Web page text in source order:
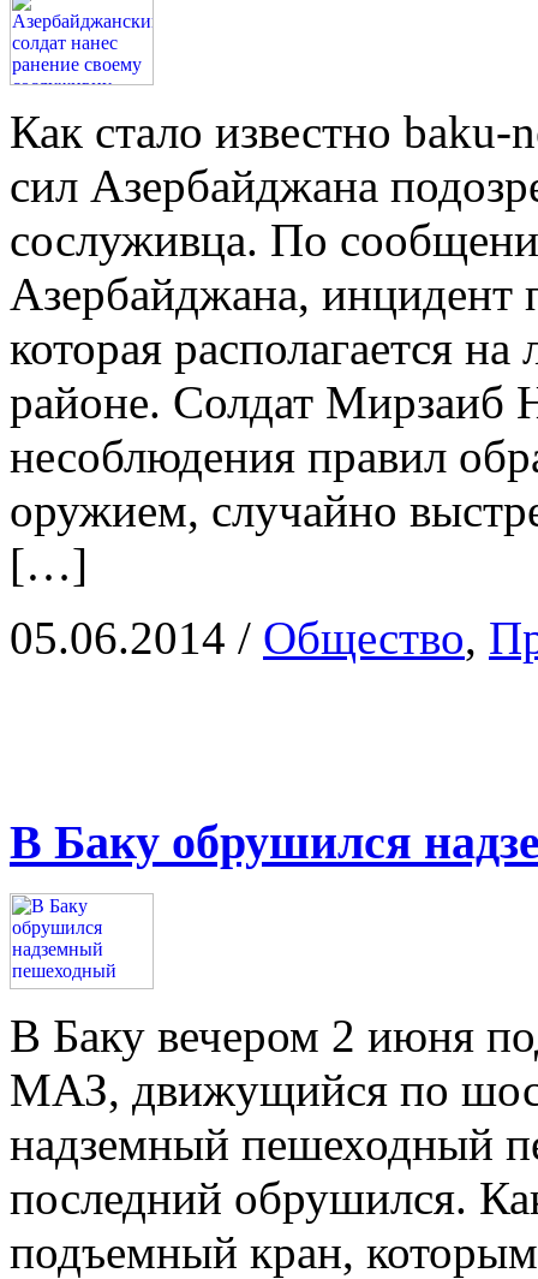
Как стало известно
сил Азербайджана
сослуживца. По
Азербайджана, инцидент
которая располагается
районе. Солдат Мирзаиб
несоблюдения правил
оружием, случайно
[…]
05.06.2014 / Общество,
В Баку обрушился
В Баку вечером 2 июня
МАЗ, движущийся по
надземный пешеходный
последний обрушился.
подъемный кран,